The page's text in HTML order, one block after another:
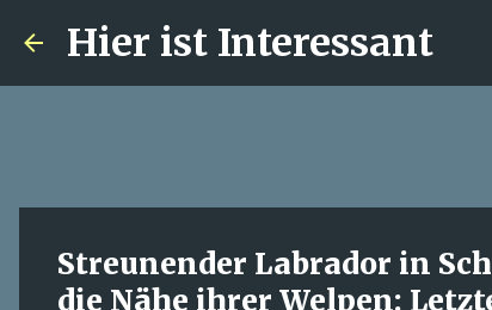
Hier ist Interessant
Streunender Labrador in
die Nähe ihrer Welpen: